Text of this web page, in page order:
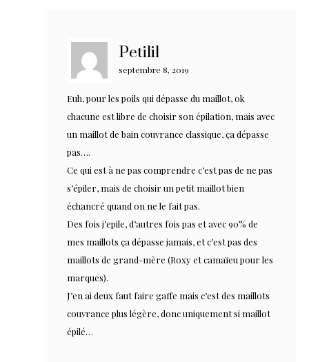
Petilil
septembre 8, 2019
Euh, pour les poils qui dépasse du maillot, ok
chacune est libre de choisir son épilation, mais avec
un maillot de bain couvrance classique, ça dépasse
pas….
Ce qui est à ne pas comprendre c’est pas de ne pas
s’épiler, mais de choisir un petit maillot bien
échancré quand on ne le fait pas.
Des fois j’epile, d’autres fois pas et avec 90% de
mes maillots ça dépasse jamais, et c’est pas des
maillots de grand-mère (Roxy et camaïeu pour les
marques).
J’en ai deux faut faire gaffe mais c’est des maillots
couvrance plus légère, donc uniquement si maillot
épilé…